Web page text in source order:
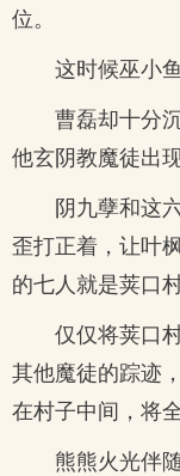
位。
这时候巫小
曹磊却十分
他玄阴教魔徒
阴九孽和这
歪打正着，让叶
的七人就是荚口
仅仅将荚口
其他魔徒的踪迹
在村子中间，将
熊熊火光伴